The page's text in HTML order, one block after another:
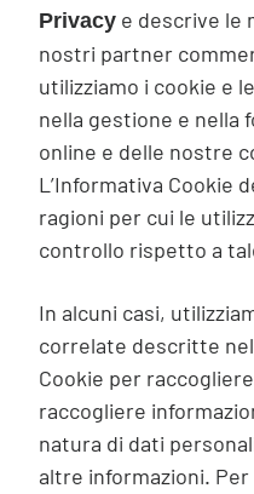
Privacy e descrive le
nostri partner
utilizziamo i cookie e
nella gestione e nella
online e delle nostre
L’Informativa Cookie
ragioni per cui le
controllo rispetto a
In alcuni casi,
correlate descritte
Cookie per
raccogliere
natura di dati
altre informazioni.